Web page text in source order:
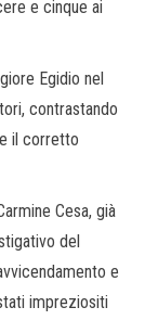
e cinque ai
Egidio nel
contrastando
il corretto
Cesa, già
del
e
impreziositi